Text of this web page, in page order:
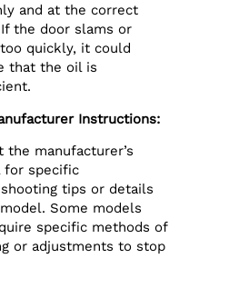
and at the correct
the door slams or
quickly, it could
that the oil is
Instructions:
the manufacturer’s
for specific
tips or details
Some models
specific methods of
or adjustments to stop